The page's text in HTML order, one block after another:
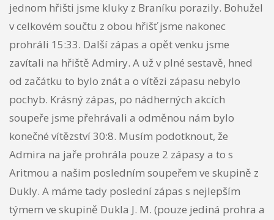
jednom hřišti jsme kluky z Braníku porazily. Bohužel
v celkovém součtu z obou hřišť jsme nakonec
prohráli 15:33. Další zápas a opět venku jsme
zavítali na hřiště Admiry. A už v plné sestavě, hned
od začátku to bylo znát a o vítězi zápasu nebylo
pochyb. Krásný zápas, po nádherných akcích
soupeře jsme přehrávali a odměnou nám bylo
konečné vítězství 30:8. Musím podotknout, že
Admira na jaře prohrála pouze 2 zápasy a to s
Aritmou a našim posledním soupeřem ve skupině z
Dukly. A máme tady poslední zápas s nejlepším
týmem ve skupině Dukla J. M. (pouze jediná prohra a